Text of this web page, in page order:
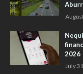
2026
July